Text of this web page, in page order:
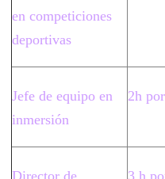
en competiciones
deportivas
Jefe de equipo en
inmersión
2h
Director de
3 h